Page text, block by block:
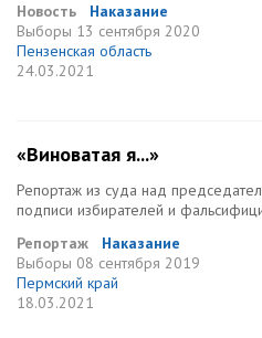
Новость
Наказание
Выборы 13 сентября 2020
Пензенская область
24.03.2021
«Виноватая я...»
Репортаж из суда над
подписи избирателей и
Репортаж
Наказание
Выборы 08 сентября 2019
Пермский край
18.03.2021